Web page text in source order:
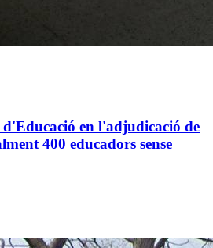
en l'adjudicació de
400 educadors sense